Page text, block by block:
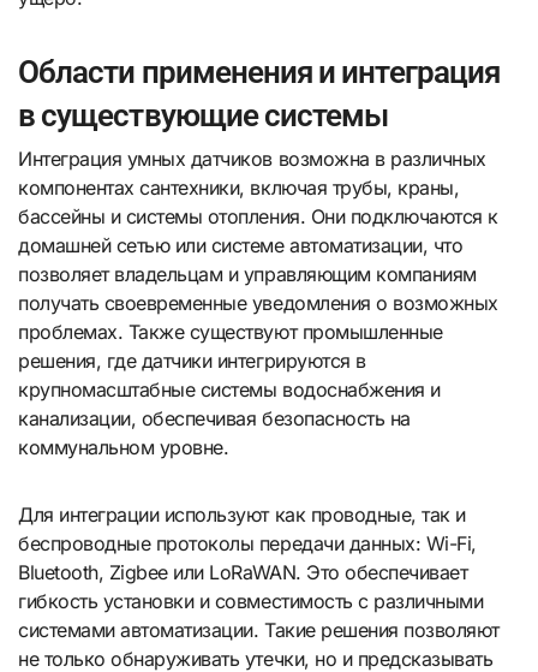
Области применения и интеграция
в существующие системы
Интеграция умных датчиков возможна в различных
компонентах сантехники, включая трубы, краны,
бассейны и системы отопления. Они подключаются к
домашней сетью или системе автоматизации, что
позволяет владельцам и управляющим компаниям
получать своевременные уведомления о возможных
проблемах. Также существуют промышленные
решения, где датчики интегрируются в
крупномасштабные системы водоснабжения и
канализации, обеспечивая безопасность на
коммунальном уровне.
Для интеграции используют как проводные, так и
беспроводные протоколы передачи данных: Wi-Fi,
Bluetooth, Zigbee или LoRaWAN. Это обеспечивает
гибкость установки и совместимость с различными
системами автоматизации. Такие решения позволяют
не только обнаруживать утечки, но и предсказывать